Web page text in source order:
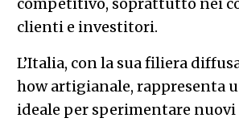
clienti e investitori.
L’Italia, con la sua filiera
how artigianale, rappresenta
ideale per sperimentare